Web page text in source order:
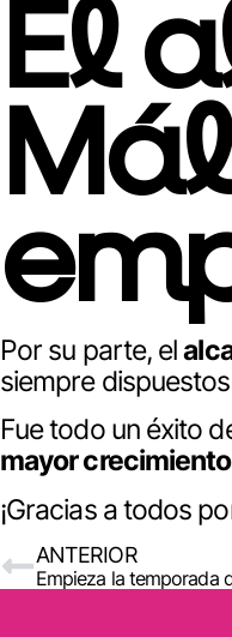
El
Por su parte, el
siempre
Fue todo un éxito
mayor crecimiento
¡Gracias a todos
ANTERIOR
Empieza la temporada